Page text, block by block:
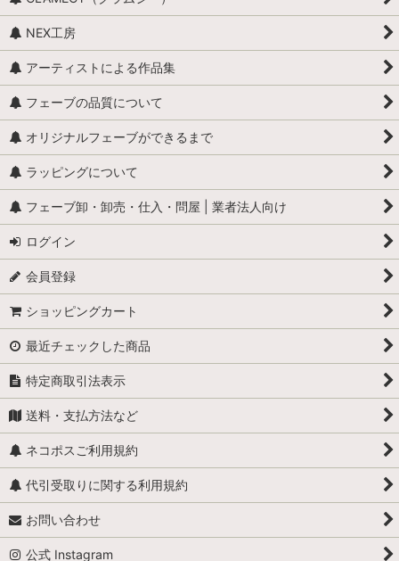
NEX工房
アーティストによる作品集
フェーブの品質について
オリジナルフェーブができるまで
ラッピングについて
フェーブ卸・卸売・仕入・問屋 | 業者法人向け
ログイン
会員登録
ショッピングカート
最近チェックした商品
特定商取引法表示
送料・支払方法など
ネコポスご利用規約
代引受取りに関する利用規約
お問い合わせ
公式 Instagram